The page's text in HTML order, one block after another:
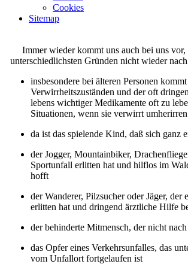
Cookies
Sitemap
Immer wieder kommt uns auch bei uns vor,
unterschiedlichsten Gründen nicht wieder
insbesondere bei älteren Personen
Verwirrheitszuständen und der oft
lebens wichtiger Medikamente oft zu
Situationen, wenn sie verwirrt umherirren
da ist das spielende Kind, daß sich ganz
der Jogger, Mountainbiker,
Sportunfall erlitten hat und hilflos im
hofft
der Wanderer, Pilzsucher oder Jäger, der
erlitten hat und dringend ärztliche Hilfe
der behinderte Mitmensch, der nicht
das Opfer eines Verkehrsunfalles, das
vom Unfallort fortgelaufen ist